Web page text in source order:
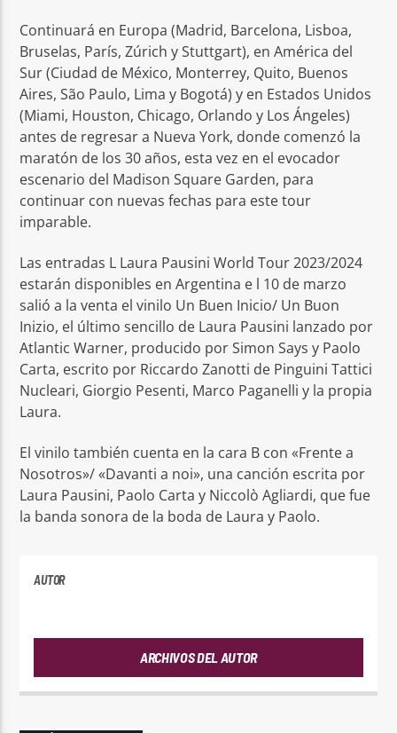
Continuará en Europa (Madrid, Barcelona, Lisboa,
Bruselas, París, Zúrich y Stuttgart), en América del
Sur (Ciudad de México, Monterrey, Quito, Buenos
Aires, São Paulo, Lima y Bogotá) y en Estados Unidos
(Miami, Houston, Chicago, Orlando y Los Ángeles)
antes de regresar a Nueva York, donde comenzó la
maratón de los 30 años, esta vez en el evocador
escenario del Madison Square Garden, para
continuar con nuevas fechas para este tour
imparable.
Las entradas L Laura Pausini World Tour 2023/2024
estarán disponibles en Argentina e l 10 de marzo
salió a la venta el vinilo Un Buen Inicio/ Un Buon
Inizio, el último sencillo de Laura Pausini lanzado por
Atlantic Warner, producido por Simon Says y Paolo
Carta, escrito por Riccardo Zanotti de Pinguini Tattici
Nucleari, Giorgio Pesenti, Marco Paganelli y la propia
Laura.
El vinilo también cuenta en la cara B con «Frente a
Nosotros»/ «Davanti a noi», una canción escrita por
Laura Pausini, Paolo Carta y Niccolò Agliardi, que fue
la banda sonora de la boda de Laura y Paolo.
AUTOR
ARCHIVOS DEL AUTOR